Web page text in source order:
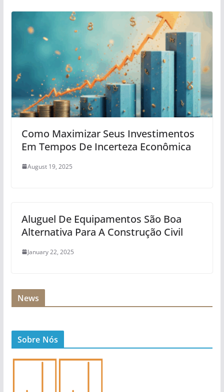
Como Maximizar Seus Investimentos
Em Tempos De Incerteza Econômica
August 19, 2025
Aluguel De Equipamentos São Boa
Alternativa Para A Construção Civil
January 22, 2025
News
Sobre Nós